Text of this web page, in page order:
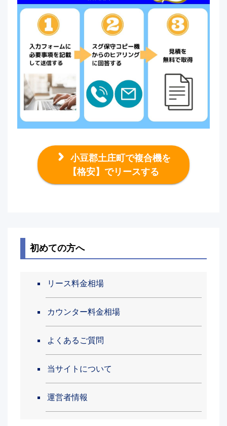
小豆郡土庄町で複合機を
【格安】でリースする
初めての方へ
リース料金相場
カウンター料金相場
よくあるご質問
当サイトについて
運営者情報